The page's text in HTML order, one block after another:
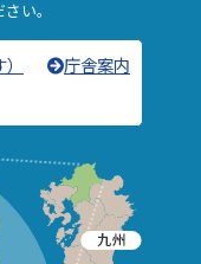
い。
庁舎案内